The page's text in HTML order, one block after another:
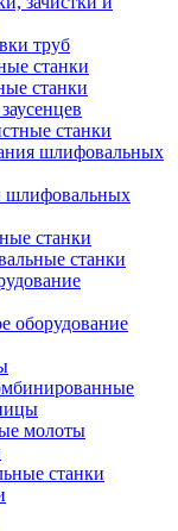
труб
станки
станки
станки
шлифовальных
шлифовальных
станки
станки
оборудование
молоты
станки